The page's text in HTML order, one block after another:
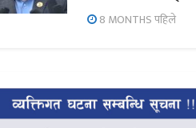
8 MONTHS पहिले